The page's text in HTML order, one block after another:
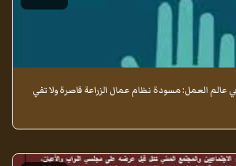
العمل: مسودة نظام عمال الزراعة قاصرة ولا تفي